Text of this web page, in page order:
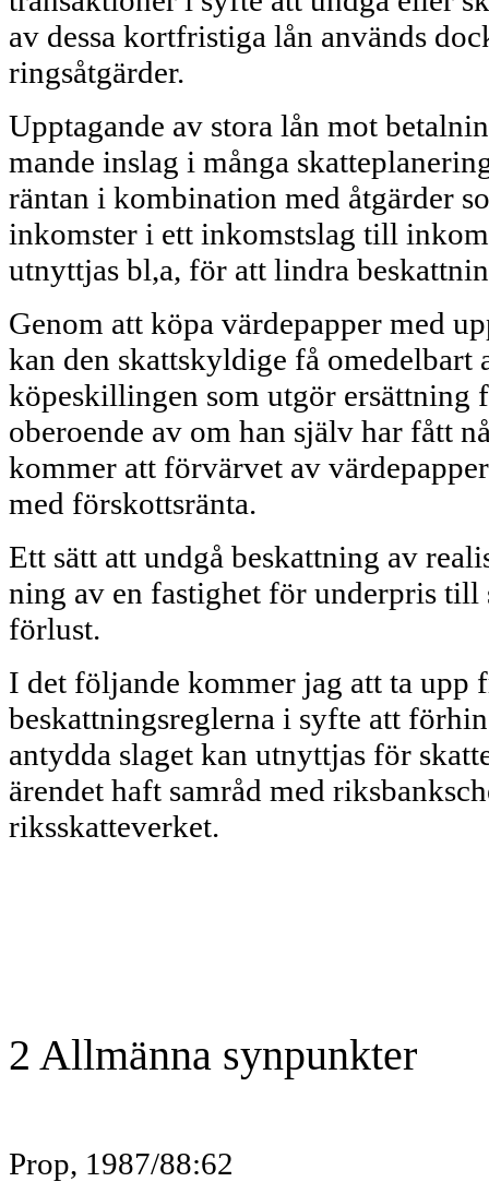
av dessa kortfristiga lån används
ringsåtgärder.
Upptagande av stora lån mot
mande inslag i många
räntan i kombination med åtgärder
inkomster i ett inkomstslag till
utnyttjas bl,a, för att lindra
Genom att köpa värdepapper med
kan den skattskyldige få omedelbart
köpeskillingen som utgör ersättning
oberoende av om han själv har fått
kommer att förvärvet av
med förskottsränta.
Ett sätt att undgå beskattning av
ning av en fastighet för underpris
förlust.
I det följande kommer jag att ta upp
beskattnings­reglerna i syfte att
antydda slaget kan utnyttjas för
ärendet haft samråd med
riksskatteverket.
2 Allmänna synpunkter
Prop, 1987/88:62